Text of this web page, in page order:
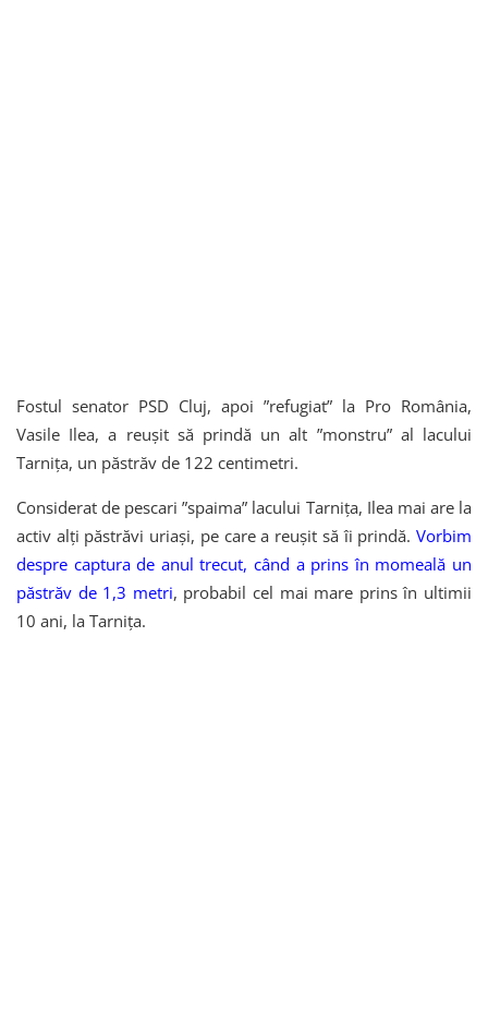
Fostul senator PSD Cluj, apoi ”refugiat” la Pro România,
Vasile Ilea, a reușit să prindă un alt ”monstru” al lacului
Tarnița, un păstrăv de 122 centimetri.
Considerat de pescari ”spaima” lacului Tarnița, Ilea mai are la
activ alți păstrăvi uriași, pe care a reușit să îi prindă. Vorbim
despre captura de anul trecut, când a prins în momeală un
păstrăv de 1,3 metri, probabil cel mai mare prins în ultimii
10 ani, la Tarnița.